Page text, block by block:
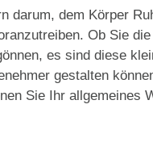
darum, dem Körper
Ob Sie
es sind diese
gestalten
Sie Ihr allgemeines